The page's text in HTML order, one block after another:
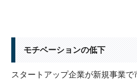
モチベーションの低下
スタートアップ企業が新規事業で